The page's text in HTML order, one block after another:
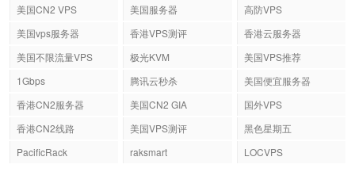
美国CN2 VPS
美国服务器
高防VPS
美国vps服务器
香港VPS测评
香港云服务器
美国不限流量VPS
极光KVM
美国VPS推荐
1Gbps
腾讯云秒杀
美国便宜服务器
香港CN2服务器
美国CN2 GIA
国外VPS
香港CN2线路
美国VPS测评
黑色星期五
PacificRack
raksmart LOCVPS